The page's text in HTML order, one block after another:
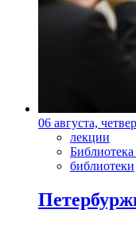
06 августа,
лекции
библиотеки